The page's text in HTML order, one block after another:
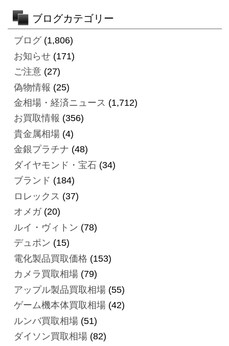
ブログカテゴリー
ブログ(1,806)
お知らせ(171)
ご注意(27)
偽物情報 (25)
金相場・経済ニュース (1,712)
お買取情報 (356)
貴金属相場(4)
金銀プラチナ (48)
ダイヤモンド・宝石(34)
ブランド (184)
ロレックス (37)
オメガ(20)
ルイ・ヴィトン (78)
デュポン (15)
電化製品買取価格 (153)
カメラ買取相場(79)
アップル製品買取相場(55)
ゲーム機本体買取相場(42)
ルンバ買取相場(51)
ダイソン買取相場(82)